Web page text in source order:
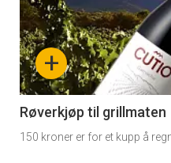
akkurat
nå
-
4
+
Røverkjøp til grillmaten
150 kroner er for et kupp å